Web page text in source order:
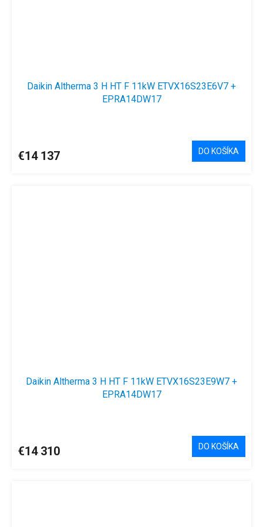
Daikin Altherma 3 H HT F 11kW ETVX16S23E6V7 +
EPRA14DW17
€14 137 DO KOŠÍKA
Daikin Altherma 3 H HT F 11kW ETVX16S23E9W7 +
EPRA14DW17
€14 310 DO KOŠÍKA